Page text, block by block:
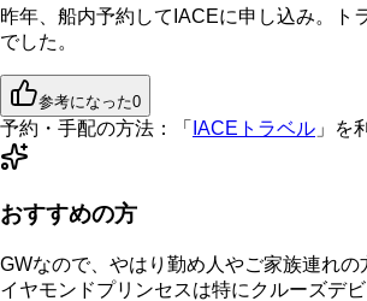
昨年、船内予約してIACEに申し込み。ト
でした。
参考になった0
予約・手配の方法： 「 IACEトラベル 」を
おすすめの方
GWなので、やはり勤め人やご家族連れの
イヤモンドプリンセスは特にクルーズデ